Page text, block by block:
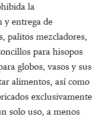
la
y entrega de
palitos mezcladores,
para hisopos
globos, vasos y sus
alimentos, así como
exclusivamente
solo uso, a menos